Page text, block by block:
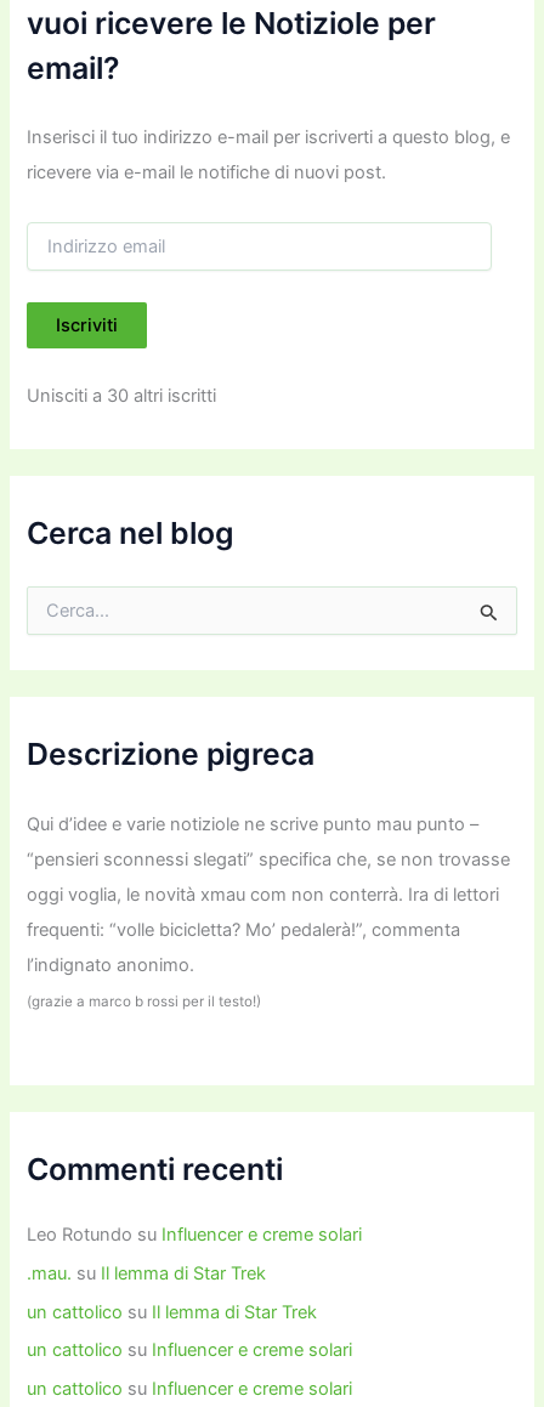
vuoi ricevere le Notiziole per
email?
Inserisci il tuo indirizzo e-mail per iscriverti a questo blog, e
ricevere via e-mail le notifiche di nuovi post.
i
i
z
e
m
i
Iscriviti
Unisciti a 30 altri iscritti
Cerca nel blog
c
a
Descrizione pigreca
Qui d’idee e varie notiziole ne scrive punto mau punto –
“pensieri sconnessi slegati” specifica che, se non trovasse
oggi voglia, le novità xmau com non conterrà. Ira di lettori
frequenti: “volle bicicletta? Mo’ pedalerà!”, commenta
l’indignato anonimo.
(grazie a marco b rossi per il testo!)
Commenti recenti
Leo Rotundo su Influencer e creme solari
.mau. su Il lemma di Star Trek
un cattolico su Il lemma di Star Trek
un cattolico su Influencer e creme solari
un cattolico su Influencer e creme solari